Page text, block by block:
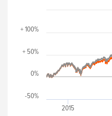
2015
-50%
0%
+ 50%
+ 100%